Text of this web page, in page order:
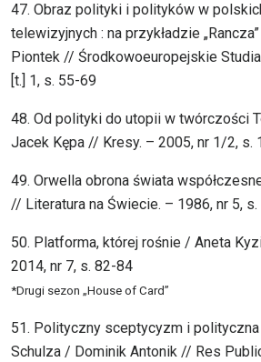
47. Obraz polityki i polityków w
telewizyjnych : na przykładzie
Piontek // Środkowoeuropejskie
[t.] 1, s. 55-69
48. Od polityki do utopii w twórczości
Jacek Kępa // Kresy. – 2005, nr 1/2, s.
49. Orwella obrona świata
// Literatura na Świecie. – 1986, nr 5,
50. Platforma, której rośnie / Aneta
2014, nr 7, s. 82-84
*Drugi sezon „House of Card”
51. Polityczny sceptycyzm i polityczna
Schulza / Dominik Antonik // Res